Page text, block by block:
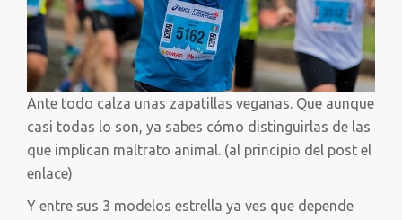
Ante todo calza unas zapatillas veganas. Que aunque
casi todas lo son, ya sabes cómo distinguirlas de las
que implican maltrato animal. (al principio del post el
enlace)
Y entre sus 3 modelos estrella ya ves que depende